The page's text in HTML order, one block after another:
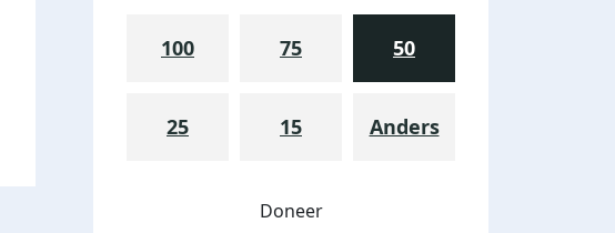
100 75 50
25 15 Anders
Doneer